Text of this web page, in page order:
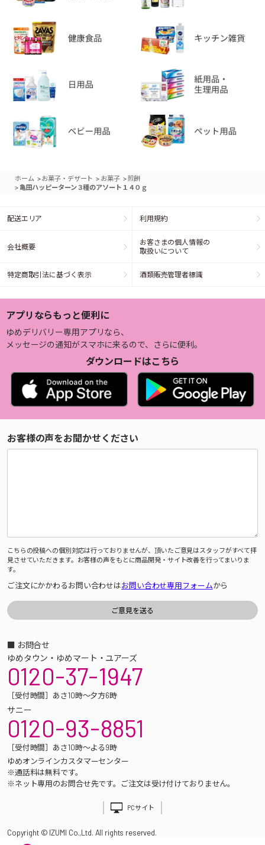
ホーム >お菓子・デザート > お菓子 >煎餅
> 亀田ハッピーターン３種のアソート１４０ｇ
配送エリア 利用規約
会社概要
お客さまの個人情報の
取扱いについて
特定商取引法に基づく表示 酒類販売管理者標識
アプリならもっと便利に
ゆめデリバリー専用アプリなら、
メッセージの通知がスマホに来るので、さらに便利。
ダウンロードはこちら
お客様の声をお聞かせください
こちらの投稿への個別対応は行っておりませんが、頂いたご意見はスタッフがすべて拝
見させていただきます。お客様の声をもとに商品開発・サイト改善を行ってまいりま
す。
ご注文にかかわるお問い合わせはお問い合わせ専用フォームから
■ お問合せ
ゆめタウン・ゆめマート・ユアーズ
0120-37-1947
［受付時間］あさ10時～夕方6時
サニー
0120-93-8851
［受付時間］あさ10時～よる9時
ゆめオンラインカスタマーセンター
※通話料は無料です。
※ネット専用のお問合せ先です。ご注文は受け付けておりません。
PCサイト
Copyright © IZUMI Co.,Ltd. All rights reserved.